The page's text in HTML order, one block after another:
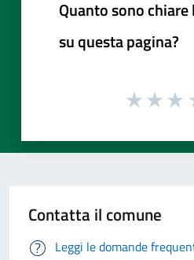
Quanto sono
su questa pagina?
Contatta il comune
Leggi le domande